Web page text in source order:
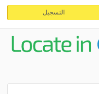
التسجيل